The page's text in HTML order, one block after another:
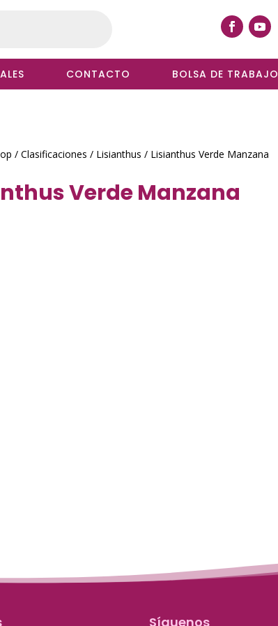
CONTACTO BOLSA DE TRABAJO
/ Clasificaciones / Lisianthus / Lisianthus Verde Manzana
Verde Manzana
Síguenos